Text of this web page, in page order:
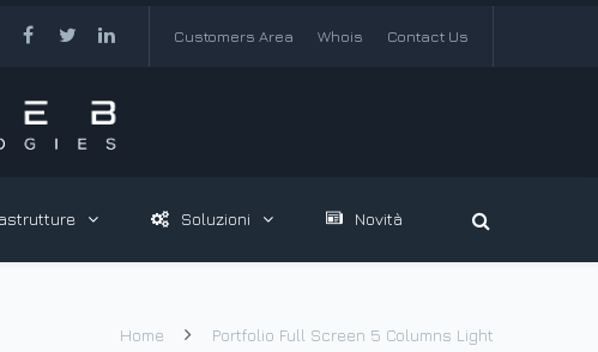
Customers Area Whois Contact Us
Soluzioni Novità
Home Portfolio Full Screen 5 Columns Light